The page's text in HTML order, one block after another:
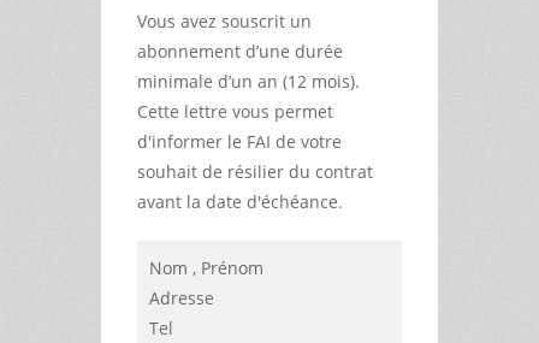
Vous avez souscrit un
abonnement d’une durée
minimale d’un an (12 mois).
Cette lettre vous permet
d'informer le FAI de votre
souhait de résilier du contrat
avant la date d'échéance.
Nom , Prénom
Adresse
Tel